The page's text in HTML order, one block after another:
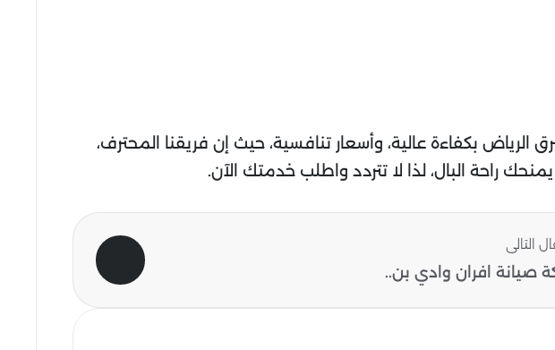
بكفاءة عالية، وأسعار تنافسية، حيث إن فريقنا المحترف،
راحة البال، لذا لا تتردد واطلب خدمتك الآن.
التالى
صيانة افران وادي بن..